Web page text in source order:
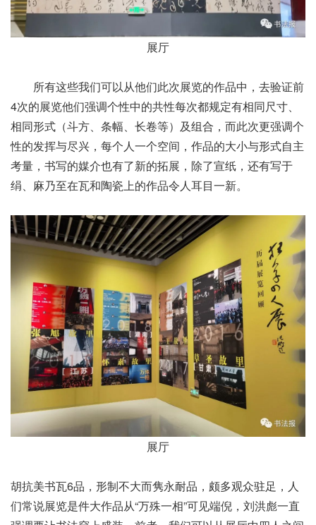
展厅
所有这些我们可以从他们此次展览的作品中，去验证前
4次的展览他们强调个性中的共性每次都规定有相同尺寸、
相同形式 （斗方、条幅、长卷等）及组合， 而此次更强调个
性的发挥与尽兴， 每个人一个空间， 作品的大小与形式自主
考量， 书写的媒介也有了新的拓展， 除了宣纸，还有写于
绢、麻乃至在瓦和陶瓷上的作品令人耳目一新。
展厅
胡抗美书瓦6品， 形制不大而隽永耐品， 颇多观众驻足， 人
们常说展览是件大作品从“万殊一相”可见端倪， 刘洪彪一直